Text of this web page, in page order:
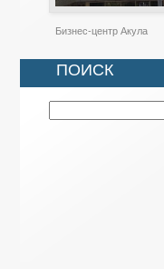
Бизнес-центр Акула
ПОИСК